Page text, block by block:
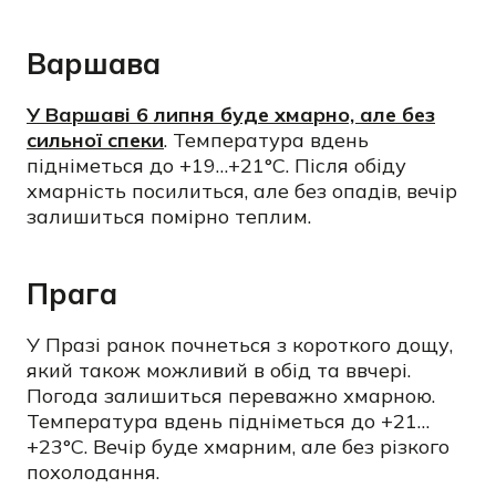
Варшава
У Варшаві 6 липня буде хмарно, але без
сильної спеки. Температура вдень
підніметься до +19…+21°C. Після обіду
хмарність посилиться, але без опадів, вечір
залишиться помірно теплим.
Прага
У Празі ранок почнеться з короткого дощу,
який також можливий в обід та ввчері.
Погода залишиться переважно хмарною.
Температура вдень підніметься до +21…
+23°C. Вечір буде хмарним, але без різкого
похолодання.